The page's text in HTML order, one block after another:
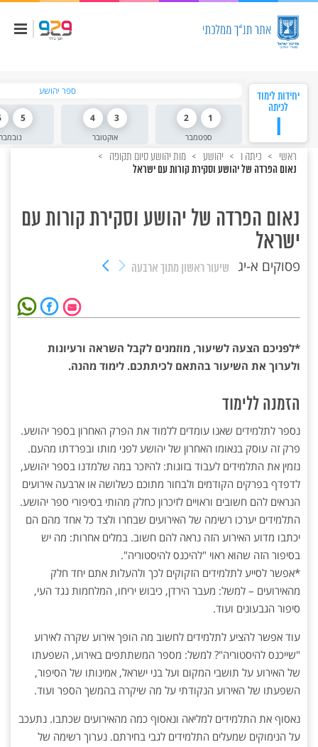
יחידות לימוד
לכיתה
ו
ספר יהושע
ספטמבר
1
2
אוקטובר
3
4
נובמבר
5
ראשי כיתה ו יהושע מות יהושע סיום תקופה
נאום הפרדה של יהושע וסקירת קורות עם ישראל
נאום הפרדה של יהושע וסקירת קורות עם
ישראל
פסוקים א-יג שיעור ראשון מתוך ארבעה
*לפניכם הצעה לשיעור, מוזמנים לקבל השראה ורעיונות
ולערוך את השיעור בהתאם לכיתתכם. לימוד מהנה.
הזמנה ללימוד
נספר לתלמידים שאנו עומדים ללמוד את הפרק האחרון בספר יהושע.
פרק זה עוסק בנאומו האחרון של יהושע לפני מותו ובפרדתו מהעם.
נזמין את התלמידים לעבוד בזוגות: להיזכר במה שלמדנו בספר יהושע,
לדפדף בפרקים הקודמים ולבחור מתוכם כשלושה או ארבעה אירועים
הנראים להם חשובים וראויים לזיכרון כחלק מהותי בסיפורי ספר יהושע.
התלמידים יערכו רשימה של האירועים שבחרו ולצד כל אחד מהם הם
יכתבו מדוע האירוע הזה נראה להם חשוב. במלים אחרות: מה יש
בסיפור הזה שהוא ראוי "להיכנס להיסטוריה".
*אפשר לסייע לתלמידים הזקוקים לכך ולהעלות אתם יחד חלק
מהאירועים – למשל: מעבר הירדן, כיבוש יריחו, המלחמות נגד העי,
סיפור הגבעונים ועוד.
עוד אפשר להציע לתלמידים לחשוב מה הופך אירוע שקרה לאירוע
"שייכנס להיסטוריה"? למשל: מספר המשתתפים באירוע, השפעתו
של האירוע על תושבי המקום ועל בני ישראל, אמינותו של הסיפור,
השפעתו של האירוע הנקודתי על מה שיקרה בהמשך הספר ועוד.
נאסוף את התלמידים למליאה ונאסוף כמה מהאירועים שכתבו. נתעכב
על הנימוקים שמעלים התלמידים לגבי בחירתם. נערוך רשימה של